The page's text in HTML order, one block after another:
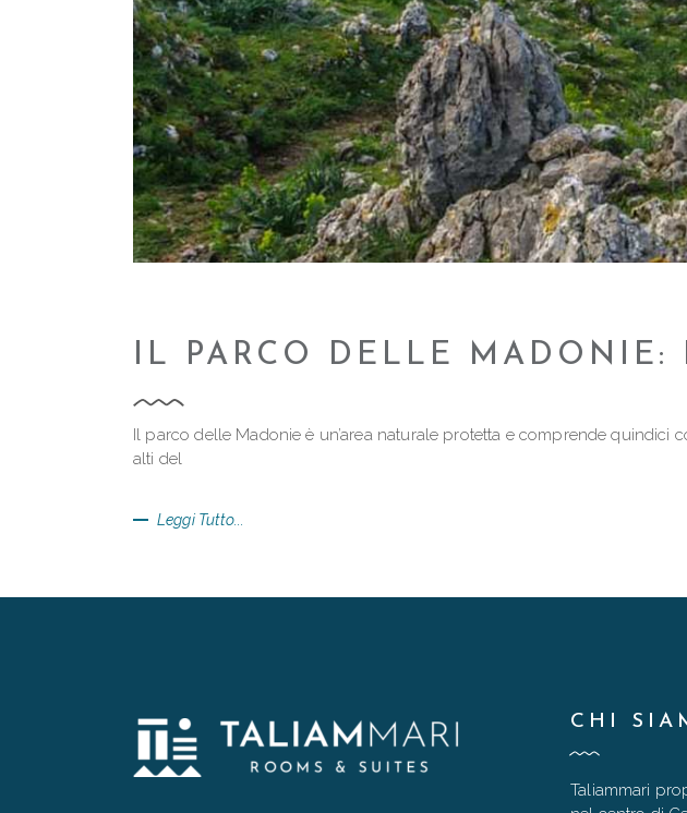
IL PARCO DELLE
Il parco delle Madonie è un’area naturale protetta e comprende quindici
alti del
Leggi Tutto...
CHI
Taliammari